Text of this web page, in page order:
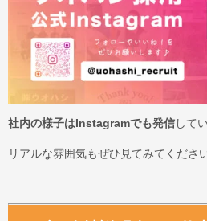
社内の様子はInstagramでも発信して
リアルな雰囲気もぜひ見てみてください